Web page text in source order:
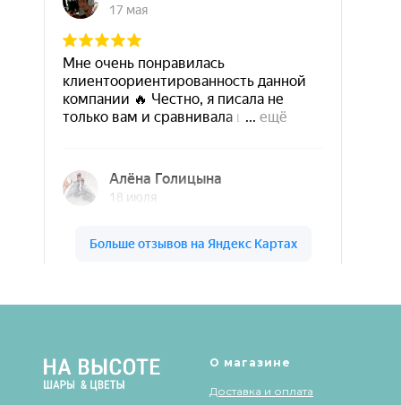
О магазине
Доставка и оплата